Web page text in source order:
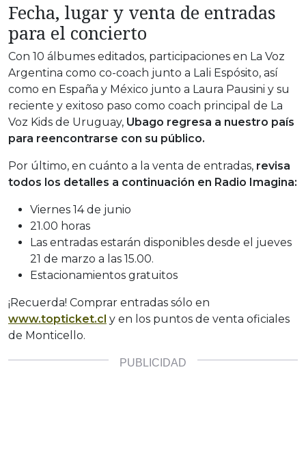
Fecha, lugar y venta de entradas
para el concierto
Con 10 álbumes editados, participaciones en La Voz
Argentina como co-coach junto a Lali Espósito, así
como en España y México junto a Laura Pausini y su
reciente y exitoso paso como coach principal de La
Voz Kids de Uruguay, Ubago regresa a nuestro país
para reencontrarse con su público.
Por último, en cuánto a la venta de entradas, revisa
todos los detalles a continuación en Radio Imagina:
Viernes 14 de junio
21.00 horas
Las entradas estarán disponibles desde el jueves
21 de marzo a las 15.00.
Estacionamientos gratuitos
¡Recuerda! Comprar entradas sólo en
www.topticket.cl y en los puntos de venta oficiales
de Monticello.